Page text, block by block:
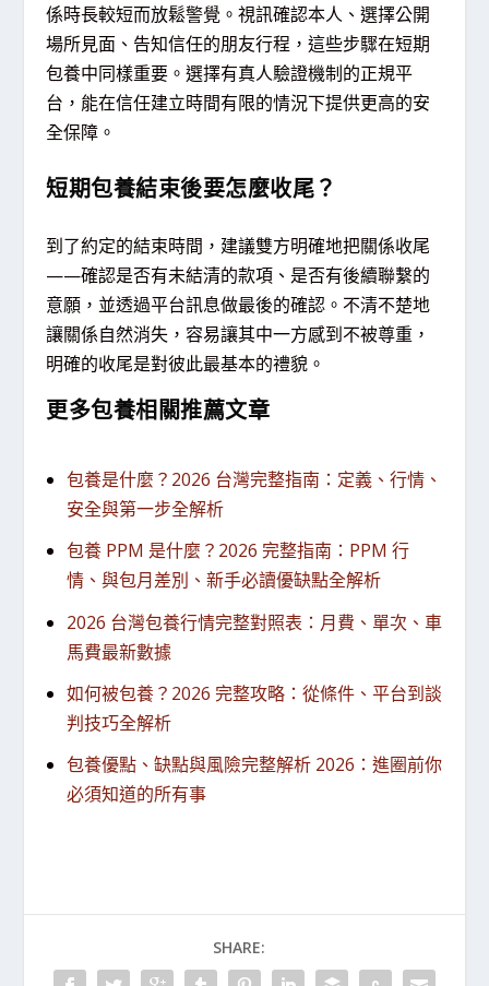
係時長較短而放鬆警覺。視訊確認本人、選擇公開
場所見面、告知信任的朋友行程，這些步驟在短期
包養中同樣重要。選擇有真人驗證機制的正規平
台，能在信任建立時間有限的情況下提供更高的安
全保障。
短期包養結束後要怎麼收尾？
到了約定的結束時間，建議雙方明確地把關係收尾
——確認是否有未結清的款項、是否有後續聯繫的
意願，並透過平台訊息做最後的確認。不清不楚地
讓關係自然消失，容易讓其中一方感到不被尊重，
明確的收尾是對彼此最基本的禮貌。
更多包養相關推薦文章
包養是什麼？2026 台灣完整指南：定義、行情、
安全與第一步全解析
包養 PPM 是什麼？2026 完整指南：PPM 行
情、與包月差別、新手必讀優缺點全解析
2026 台灣包養行情完整對照表：月費、單次、車
馬費最新數據
如何被包養？2026 完整攻略：從條件、平台到談
判技巧全解析
包養優點、缺點與風險完整解析 2026：進圈前你
必須知道的所有事
SHARE: